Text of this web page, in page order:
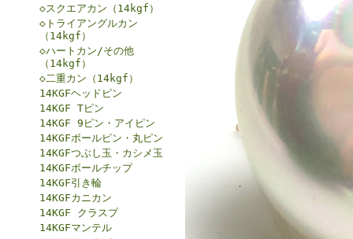
◇スクエアカン（14kgf）
◇トライアングルカン
（14kgf）
◇ハートカン/その他
（14kgf）
◇二重カン（14kgf）
14KGFヘッドピン
14KGF Tピン
14KGF 9ピン・アイピン
14KGFボールピン・丸ピン
14KGFつぶし玉・カシメ玉
14KGFボールチップ
14KGF引き輪
14KGFカニカン
14KGF クラスプ
14KGFマンテル